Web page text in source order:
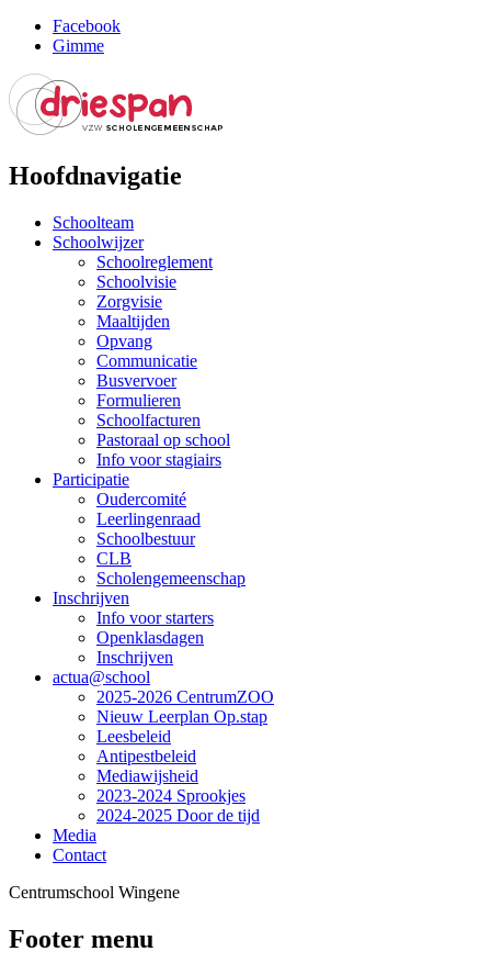
Facebook
Gimme
Hoofdnavigatie
Schoolteam
Schoolwijzer
Schoolreglement
Schoolvisie
Zorgvisie
Maaltijden
Opvang
Communicatie
Busvervoer
Formulieren
Schoolfacturen
Pastoraal op school
Info voor stagiairs
Participatie
Oudercomité
Leerlingenraad
Schoolbestuur
CLB
Scholengemeenschap
Inschrijven
Info voor starters
Openklasdagen
Inschrijven
actua@school
2025-2026 CentrumZOO
Nieuw Leerplan Op.stap
Leesbeleid
Antipestbeleid
Mediawijsheid
2023-2024 Sprookjes
2024-2025 Door de tijd
Media
Contact
Centrumschool Wingene
Footer menu